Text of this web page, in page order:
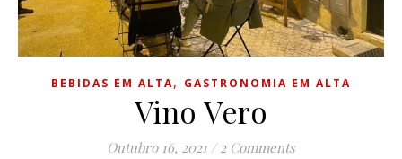
BEBIDAS EM ALTA, GASTRONOMIA EM ALTA
Vino Vero
Outubro 16, 2021 / 2 Comments